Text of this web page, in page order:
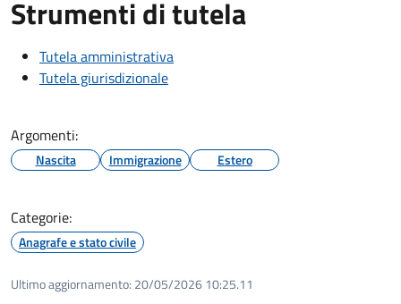
Strumenti di tutela
Tutela amministrativa
Tutela giurisdizionale
Argomenti:
Nascita Immigrazione Estero
Categorie:
Anagrafe e stato civile
Ultimo aggiornamento: 20/05/2026 10:25.11